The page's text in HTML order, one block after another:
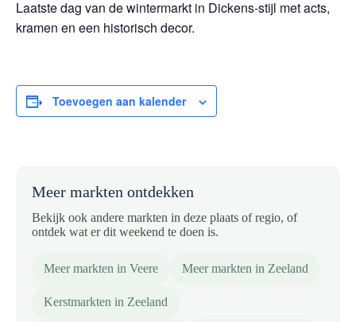
Laatste dag van de wintermarkt in Dickens-stijl met acts,
kramen en een historisch decor.
Toevoegen aan kalender
Meer markten ontdekken
Bekijk ook andere markten in deze plaats of regio, of
ontdek wat er dit weekend te doen is.
Meer markten in Veere Meer markten in Zeeland
Kerstmarkten in Zeeland